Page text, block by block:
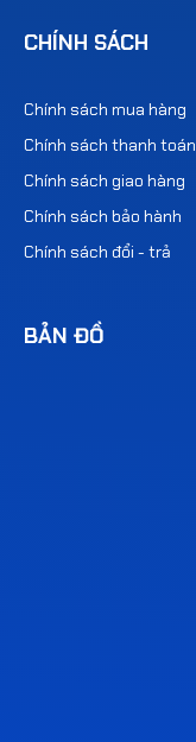
CHÍNH SÁCH
Chính sách mua hàng
Chính sách thanh toán
Chính sách giao hàng
Chính sách bảo hành
Chính sách đổi - trả
BẢN ĐỒ